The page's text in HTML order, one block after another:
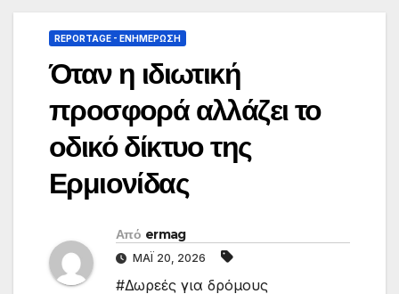
REPORTAGE - EΝΗΜΈΡΩΣΗ
Όταν η ιδιωτική
προσφορά αλλάζει το
οδικό δίκτυο της
Ερμιονίδας
Από ermag
ΜΆΙ 20, 2026
#Δωρεές για δρόμους